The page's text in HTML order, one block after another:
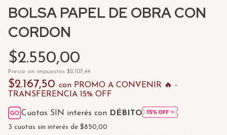
BOLSA PAPEL DE OBRA CON
CORDON
$2.550,00
Precio sin impuestos $2.107,44
$2.167,50 con PROMO A CONVENIR 🔥 -
TRANSFERENCIA 15% OFF
Cuotas SIN interés con DÉBITO
3 cuotas sin interés de $850,00